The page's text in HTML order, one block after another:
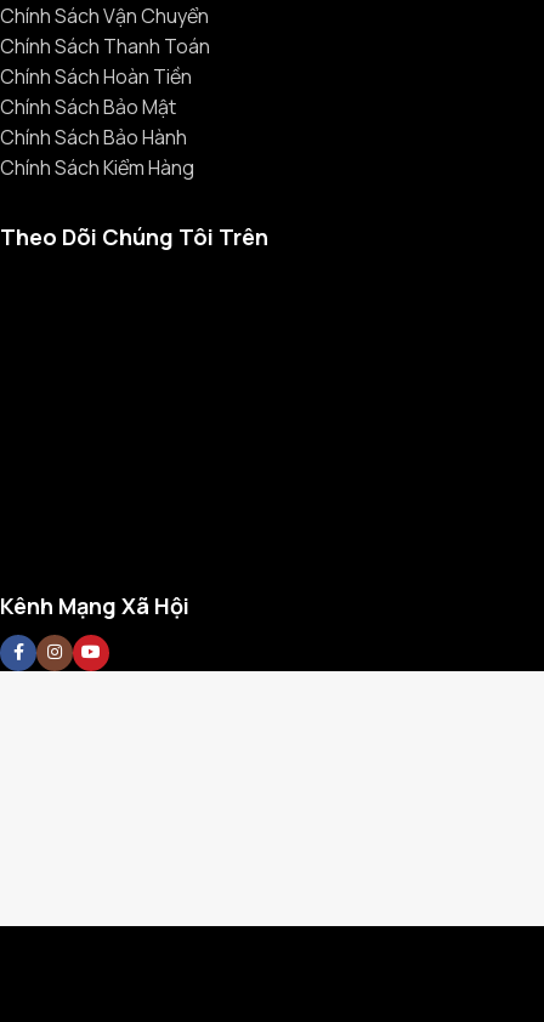
Chính Sách Vận Chuyển
Chính Sách Thanh Toán
Chính Sách Hoàn Tiền
Chính Sách Bảo Mật
Chính Sách Bảo Hành
Chính Sách Kiểm Hàng
Theo Dõi Chúng Tôi Trên
Kênh Mạng Xã Hội